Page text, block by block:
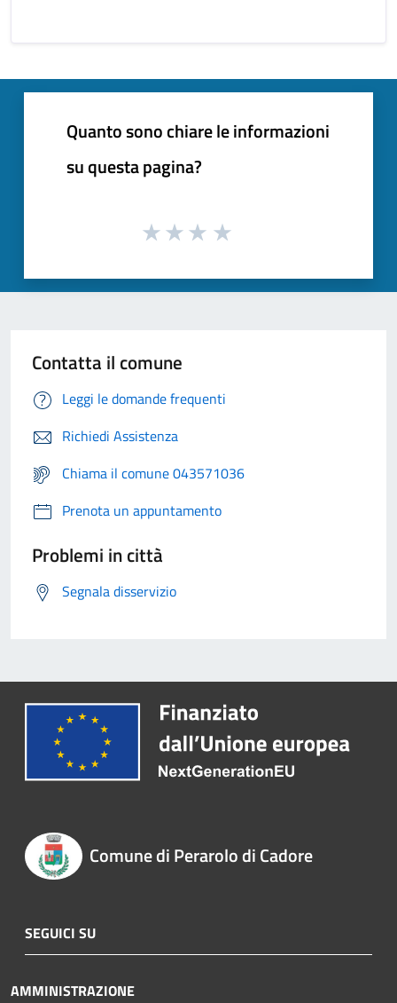
Quanto sono chiare le informazioni
su questa pagina?
Contatta il comune
Leggi le domande frequenti
Richiedi Assistenza
Chiama il comune 043571036
Prenota un appuntamento
Problemi in città
Segnala disservizio
Comune di Perarolo di Cadore
SEGUICI SU
AMMINISTRAZIONE